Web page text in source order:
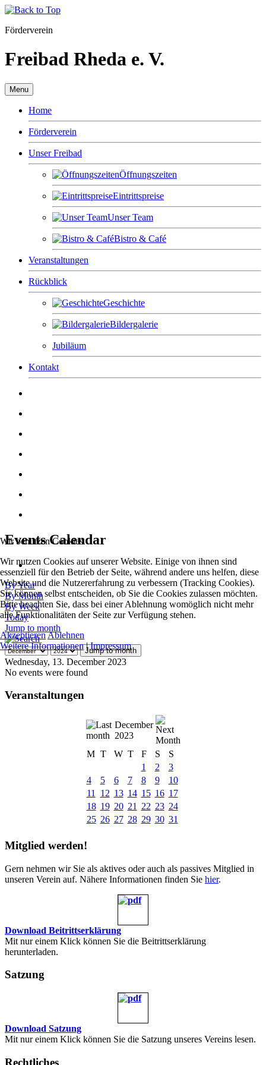
Förderverein
Freibad Rheda e. V.
Menu
Home
Förderverein
Unser Freibad
Öffnungszeiten
Eintrittspreise
Unser Team
Bistro & Café
Veranstaltungen
Rückblick
Geschichte
Bildergalerie
Jubiläum
Kontakt
Events Calendar
By Year
By Month
By Week
Today
Jump to month
Jump to month
Wednesday, 13. December 2023
No events were found
Veranstaltungen
December
2023
M T W T F S
S
1
2
3
4
5 6 7 8 9
10
11
12 13 14 15 16 17
18 19 20 21 22 23 24
25 26 27 28 29 30 31
Mitglied werden!
Gern nehmen wir Sie als aktives oder auch als passives Mitglied in
unseren Verein auf. Nähere Informationen finden Sie hier.
Download Beitrittserklärung
Mit nur einem Klick können Sie die Beitrittserklärung
herunterladen.
Satzung
Download Satzung
Mit nur einem Klick können Sie die Satzung unseres Vereins lesen.
Rechtliches
Wir benutzen Cookies
Wir nutzen Cookies auf unserer Website. Einige von ihnen sind
essenziell für den Betrieb der Seite, während andere uns helfen, diese
Website und die Nutzererfahrung zu verbessern (Tracking Cookies).
Sie können selbst entscheiden, ob Sie die Cookies zulassen möchten.
Bitte beachten Sie, dass bei einer Ablehnung womöglich nicht mehr
alle Funktionalitäten der Seite zur Verfügung stehen.
AkzeptierenAblehnen
Weitere Informationen|Impressum